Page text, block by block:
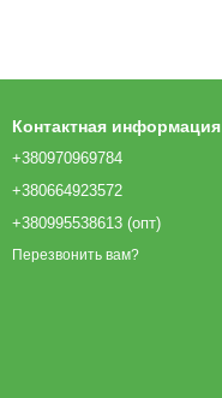
Контактная информация
+380970969784
+380664923572
+380995538613 (опт)
Перезвонить вам?